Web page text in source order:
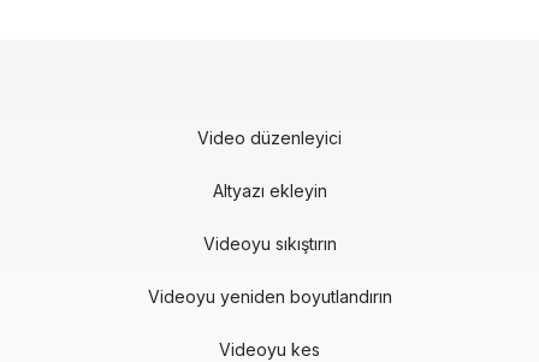
Video düzenleyici
Altyazı ekleyin
Videoyu sıkıştırın
Videoyu yeniden boyutlandırın
Videoyu kes